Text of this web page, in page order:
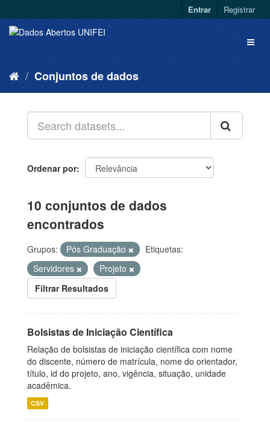
Entrar Registrar
Conjuntos de dados
Ordenar por
10 conjuntos de dados
encontrados
Grupos: Pós Graduação
Etiquetas:
Servidores
Projeto
Filtrar Resultados
Bolsistas de Iniciação Científica
Relação de bolsistas de iniciação científica com nome
do discente, número de matrícula, nome do orientador,
título, id do projeto, ano, vigência, situação, unidade
acadêmica.
CSV